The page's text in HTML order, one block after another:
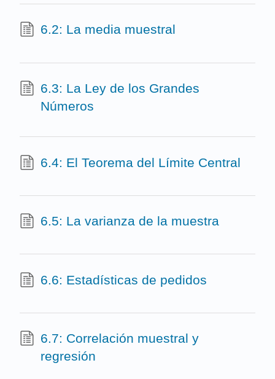
6.2: La media muestral
6.3: La Ley de los Grandes
Números
6.4: El Teorema del Límite Central
6.5: La varianza de la muestra
6.6: Estadísticas de pedidos
6.7: Correlación muestral y
regresión